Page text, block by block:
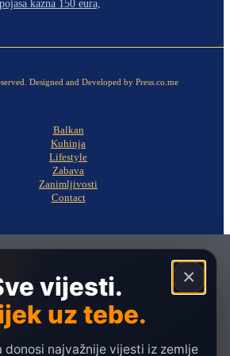
kazna 150 eura,
Designed and Developed by Press.co.me
Balkan
Kuhinja
Lifestyle
Zabava
Zanimljivosti
Contact
×
vijesti.
uz tebe.
donosi najvažnije vijesti iz zemlje